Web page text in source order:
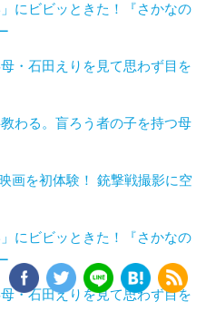
にビビッときた！『さかなの
・石田えりを見て思わず目を
わる。盲ろう者の子を持つ母
画を初体験！ 銃撃戦撮影に空
にビビッときた！『さかなの
・石田えりを見て思わず目を